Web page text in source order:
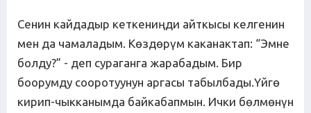
Сенин кайдадыр кеткениңди айткысы келгенин
мен да чамаладым. Көздөрүм каканактап: “Эмне
болду?” - деп сураганга жарабадым. Бир
боорумду сооротуунун аргасы табылбады.Үйгө
кирип-чыкканымда байкабапмын. Ички бөлмөнүн